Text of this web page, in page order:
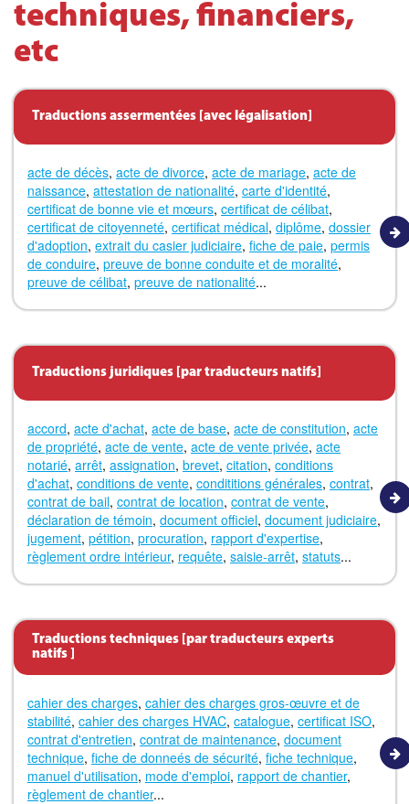
techniques, financiers,
etc
Traductions assermentées [avec légalisation]
acte de décès, acte de divorce, acte de mariage, acte de
naissance, attestation de nationalité, carte d'identité,
certificat de bonne vie et mœurs, certificat de célibat,
certificat de citoyenneté, certificat médical, diplôme, dossier
d'adoption, extrait du casier judiciaire, fiche de paie, permis
de conduire, preuve de bonne conduite et de moralité,
preuve de célibat, preuve de nationalité...
Traductions juridiques [par traducteurs natifs]
accord, acte d'achat, acte de base, acte de constitution, acte
de propriété, acte de vente, acte de vente privée, acte
notarié, arrêt, assignation, brevet, citation, conditions
d'achat, conditions de vente, condititions générales, contrat,
contrat de bail, contrat de location, contrat de vente,
déclaration de témoin, document officiel, document judiciaire,
jugement, pétition, procuration, rapport d'expertise,
règlement ordre intérieur, requête, saisie-arrêt, statuts...
Traductions techniques [par traducteurs experts
natifs ]
cahier des charges, cahier des charges gros-œuvre et de
stabilité, cahier des charges HVAC, catalogue, certificat ISO,
contrat d'entretien, contrat de maintenance, document
technique, fiche de donneés de sécurité, fiche technique,
manuel d'utilisation, mode d'emploi, rapport de chantier,
règlement de chantier...